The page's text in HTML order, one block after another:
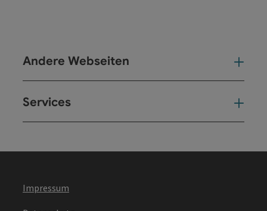
Andere Webseiten
Services
Impressum